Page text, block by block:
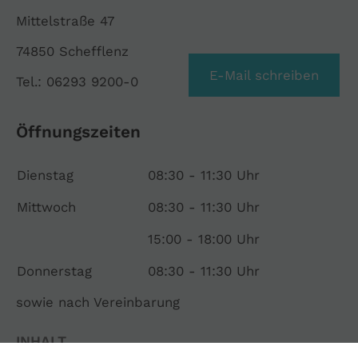
Mittelstraße 47
74850 Schefflenz
Tel.: 06293 9200-0
E-Mail schreiben
Öffnungszeiten
Dienstag
08:30 - 11:30 Uhr
Mittwoch
08:30 - 11:30 Uhr
15:00 - 18:00 Uhr
Donnerstag
08:30 - 11:30 Uhr
sowie nach Vereinbarung
INHALT